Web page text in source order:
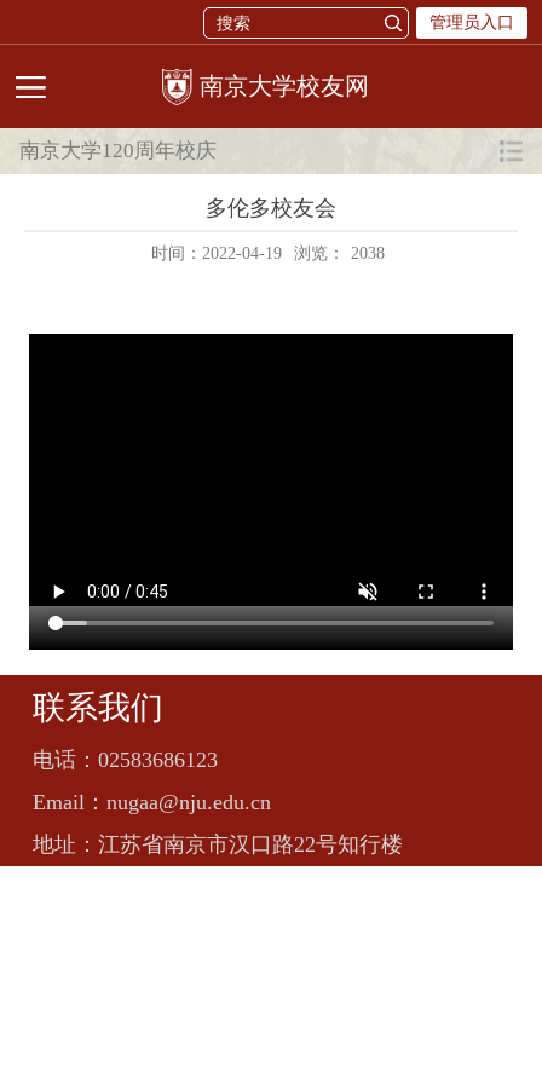
管理员入口
校友网
南京大学120周年校庆
多伦多校友会
时间：2022-04-19 浏览： 2038
联系我们
电话： 02583686123
Email： nugaa@nju.edu.cn
地址： 江苏省南京市汉口路22号知行楼